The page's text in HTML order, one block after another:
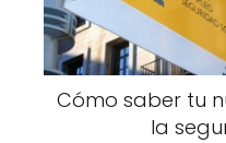
Cómo saber tu
la